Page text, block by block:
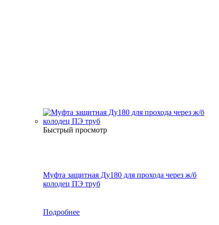
Быстрый просмотр
Муфта защитная Ду180 для прохода через ж/б
колодец ПЭ труб
Подробнее